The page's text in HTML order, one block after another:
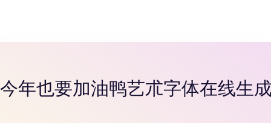
今年也要加油鸭艺朮字体在线生